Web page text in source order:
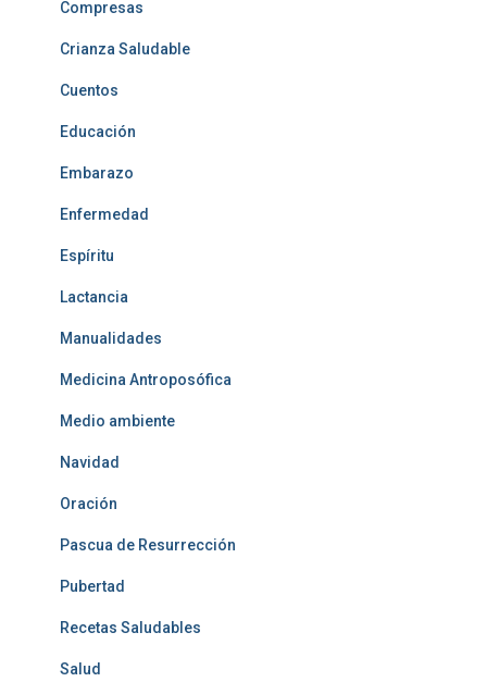
Compresas
Crianza Saludable
Cuentos
Educación
Embarazo
Enfermedad
Espíritu
Lactancia
Manualidades
Medicina Antroposófica
Medio ambiente
Navidad
Oración
Pascua de Resurrección
Pubertad
Recetas Saludables
Salud